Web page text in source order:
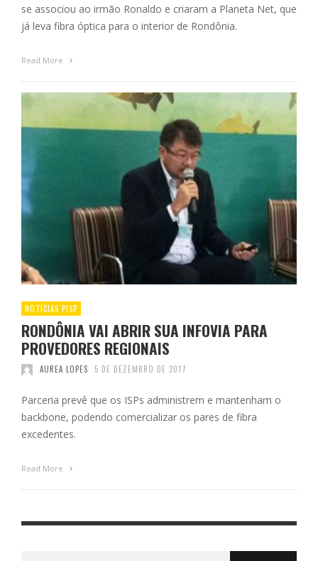
se associou ao irmão Ronaldo e criaram a Planeta Net, que
já leva fibra óptica para o interior de Rondônia.
Read More
NOTÍCIAS PISP
RONDÔNIA VAI ABRIR SUA INFOVIA PARA
PROVEDORES REGIONAIS
AUREA LOPES 5 DE DEZEMBRO DE 2017
Parceria prevê que os ISPs administrem e mantenham o
backbone, podendo comercializar os pares de fibra
excedentes.
Read More